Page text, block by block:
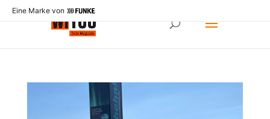
Eine Marke von